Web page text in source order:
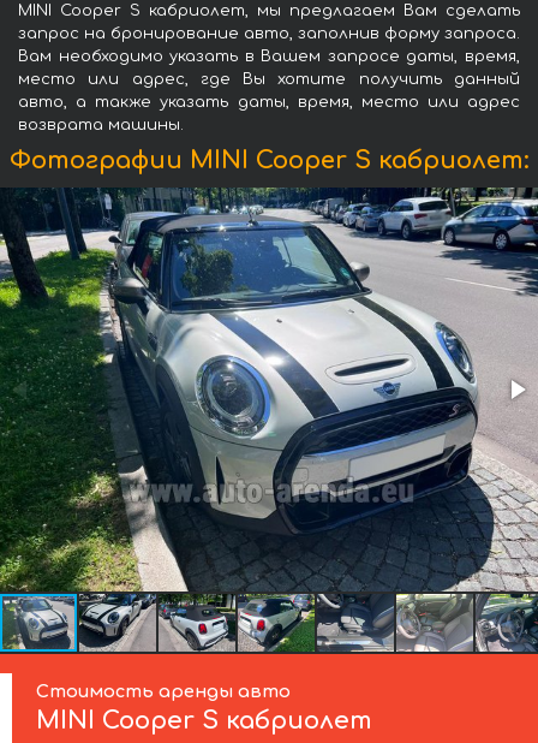
MINI Cooper S кабриолет, мы предлагаем Вам сделать
запрос на бронирование авто, заполнив форму запроса.
Вам необходимо указать в Вашем запросе даты, время,
место или адрес, где Вы хотите получить данный
авто, а также указать даты, время, место или адрес
возврата машины.
Фотографии MINI Cooper S кабриолет:
Стоимость аренды авто
MINI Cooper S кабриолет